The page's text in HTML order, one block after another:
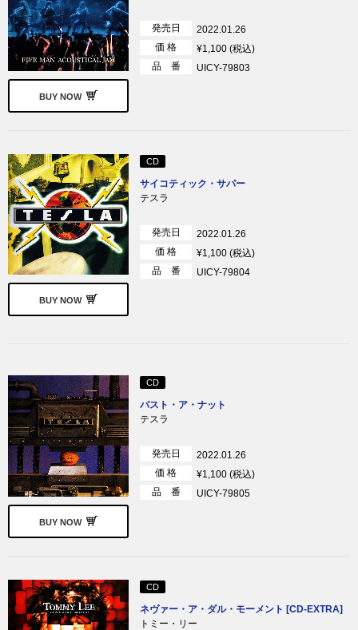
BUY NOW
発売日
2022.01.26
価 格
¥1,100 (税込)
品 番
UICY-79803
BUY NOW
CD
サイコティック・サパー
テスラ
発売日
2022.01.26
価 格
¥1,100 (税込)
品 番
UICY-79804
BUY NOW
CD
バスト・ア・ナット
テスラ
発売日
2022.01.26
価 格
¥1,100 (税込)
品 番
UICY-79805
CD
ネヴァー・ア・ダル・モーメント [CD-EXTRA]
トミー・リー